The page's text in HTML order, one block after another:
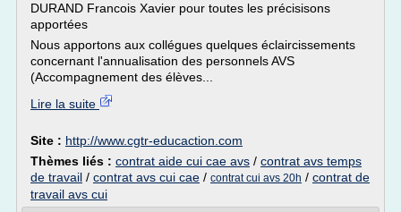
DURAND Francois Xavier pour toutes les précisisons
apportées
Nous apportons aux collégues quelques éclaircissements
concernant l'annualisation des personnels AVS
(Accompagnement des élèves...
Lire la suite
Site : http://www.cgtr-educaction.com
Thèmes liés : contrat aide cui cae avs / contrat avs temps
de travail / contrat avs cui cae / contrat cui avs 20h / contrat de
travail avs cui